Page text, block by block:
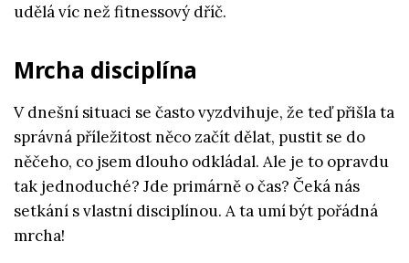
udělá víc než fitnessový dříč.
Mrcha disciplína
V dnešní situaci se často vyzdvihuje, že teď přišla ta
správná příležitost něco začít dělat, pustit se do
něčeho, co jsem dlouho odkládal. Ale je to opravdu
tak jednoduché? Jde primárně o čas? Čeká nás
setkání s vlastní disciplínou. A ta umí být pořádná
mrcha!